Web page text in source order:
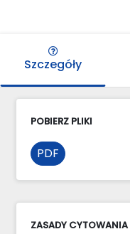
Szczegóły
POBIERZ PLIKI
PDF
ZASADY CYTOWANIA